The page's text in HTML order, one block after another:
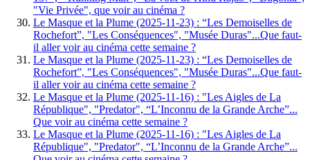
"Vie Privée", que voir au cinéma ?
Le Masque et la Plume (2025-11-23) : “Les Demoiselles de
Rochefort”, "Les Conséquences", "Musée Duras"...Que faut-
il aller voir au cinéma cette semaine ?
Le Masque et la Plume (2025-11-23) : “Les Demoiselles de
Rochefort”, "Les Conséquences", "Musée Duras"...Que faut-
il aller voir au cinéma cette semaine ?
Le Masque et la Plume (2025-11-16) : "Les Aigles de La
République", "Predator", “L’Inconnu de la Grande Arche”...
Que voir au cinéma cette semaine ?
Le Masque et la Plume (2025-11-16) : "Les Aigles de La
République", "Predator", “L’Inconnu de la Grande Arche”...